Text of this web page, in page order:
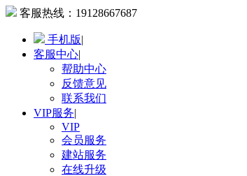
客服热线： 19128667687
手机版|
客服中心|
帮助中心
反馈意见
联系我们
VIP服务|
VIP
会员服务
建站服务
在线升级